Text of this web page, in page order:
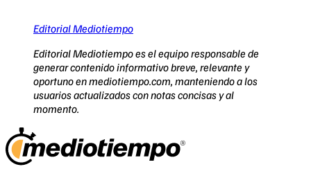
Editorial Mediotiempo
Editorial Mediotiempo es el equipo responsable de
generar contenido informativo breve, relevante y
oportuno en mediotiempo.com, manteniendo a los
usuarios actualizados con notas concisas y al
momento.